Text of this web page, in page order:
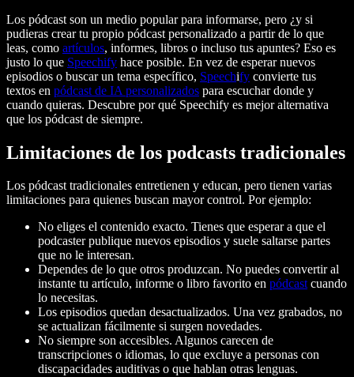
Los pódcast son un medio popular para informarse, pero ¿y si
pudieras crear tu propio pódcast personalizado a partir de lo que
leas, como artículos, informes, libros o incluso tus apuntes? Eso es
justo lo que Speechify hace posible. En vez de esperar nuevos
episodios o buscar un tema específico, Speechify convierte tus
textos en pódcast de IA personalizados para escuchar donde y
cuando quieras. Descubre por qué Speechify es mejor alternativa
que los pódcast de siempre.
Limitaciones de los podcasts tradicionales
Los pódcast tradicionales entretienen y educan, pero tienen varias
limitaciones para quienes buscan mayor control. Por ejemplo:
No eliges el contenido exacto. Tienes que esperar a que el
podcaster publique nuevos episodios y suele saltarse partes
que no le interesan.
Dependes de lo que otros produzcan. No puedes convertir al
instante tu artículo, informe o libro favorito en pódcastcuando
lo necesitas.
Los episodios quedan desactualizados. Una vez grabados, no
se actualizan fácilmente si surgen novedades.
No siempre son accesibles. Algunos carecen de
transcripciones o idiomas, lo que excluye a personas con
discapacidades auditivas o que hablan otras lenguas.